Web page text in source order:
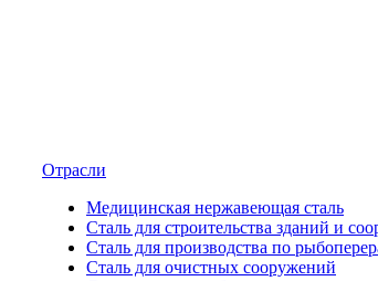
Отрасли
Медицинcкая нержавеющая сталь
Сталь для строительства зданий и
Сталь для производства по
Сталь для очистных сооружений